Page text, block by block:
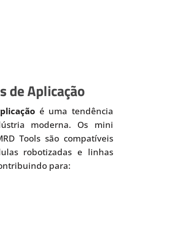
de Aplicação
é uma tendência
moderna. Os mini
Tools são compatíveis
robotizadas e linhas
para: